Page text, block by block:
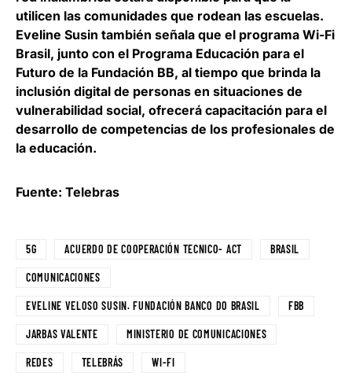
utilicen las comunidades que rodean las escuelas.
Eveline Susin también señala que el programa Wi-Fi
Brasil, junto con el Programa Educación para el
Futuro de la Fundación BB, al tiempo que brinda la
inclusión digital de personas en situaciones de
vulnerabilidad social, ofrecerá capacitación para el
desarrollo de competencias de los profesionales de
la educación.
Fuente: Telebras
5G ACUERDO DE COOPERACIÓN TECNICO- ACT BRASIL
COMUNICACIONES
EVELINE VELOSO SUSIN. FUNDACIÓN BANCO DO BRASIL FBB
JARBAS VALENTE MINISTERIO DE COMUNICACIONES
REDES TELEBRÁS WI-FI